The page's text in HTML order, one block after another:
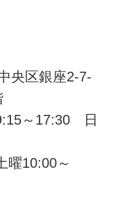
いただく、クラブ
央区銀座2-7-
～17:30 日
曜10:00～